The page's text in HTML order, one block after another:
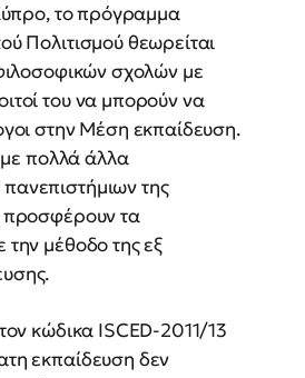
το πρόγραμμα
Πολιτισμού θεωρείται
σχολών με
του να μπορούν να
στην Μέση εκπαίδευση.
με πολλά άλλα
της
προσφέρουν τα
μέθοδο της εξ
κώδικα ISCED-2011/13
εκπαίδευση δεν